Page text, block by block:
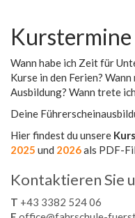
Kurstermine
Wann habe ich Zeit für
Kurse in den Ferien?
Ausbildung? Wann trete
Deine
Hier findest du unsere
2025 und 2026als PDF-
Kontaktieren Sie
T +43 3382 524 06